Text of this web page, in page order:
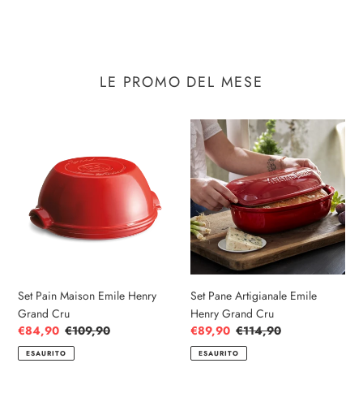
LE PROMO DEL MESE
Maison
Emile
Henry
Grand
Cru
Set Pain Maison Emile Henry
Grand Cru
Prezzo
scontato
€84,90 Prezzo
di
listino
€109,90
ESAURITO
Set
Pane
Artigianale
Emile
Henry
Grand
Cru
Set Pane Artigianale Emile
Henry Grand Cru
Prezzo
scontato
€89,90 Prezzo
di
listino
€114,90
ESAURITO